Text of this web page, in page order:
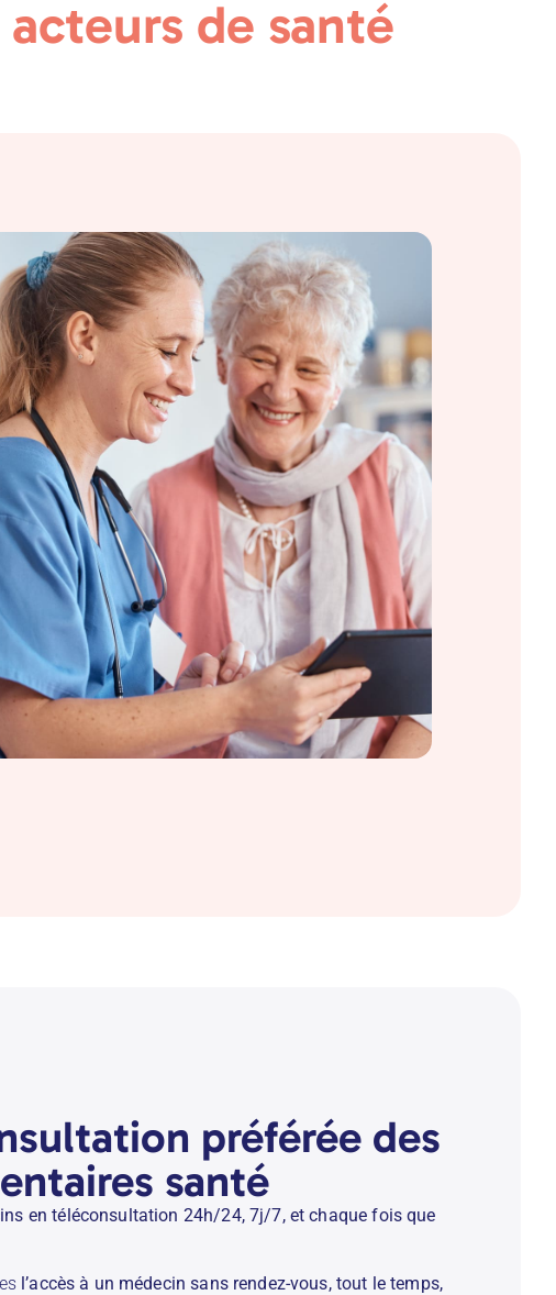
de santé
préférée des
santé
en téléconsultation 24h/24, 7j/7, et chaque fois que
l’accès à un médecin sans rendez-vous, tout le temps,